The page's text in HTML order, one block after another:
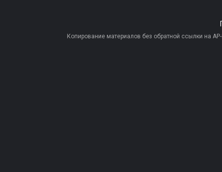
Копирование материалов без обратной ссылки на